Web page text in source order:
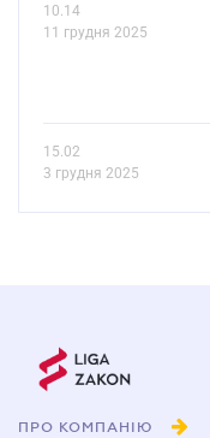
10.14
11 грудня 2025
15.02
3 грудня 2025
ПРО КОМПАНІЮ